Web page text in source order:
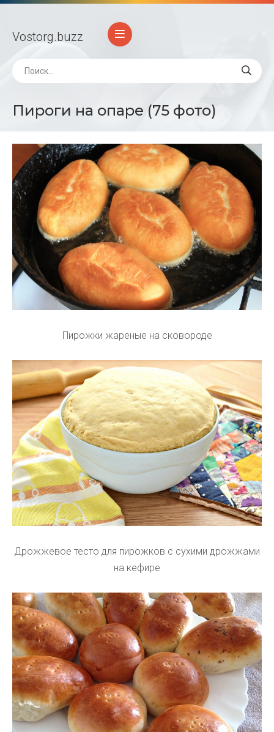
Vostorg.buzz
Пироги на опаре (75 фото)
Пирожки жареные на сковороде
Дрожжевое тесто для пирожков с сухими дрожжами
на кефире